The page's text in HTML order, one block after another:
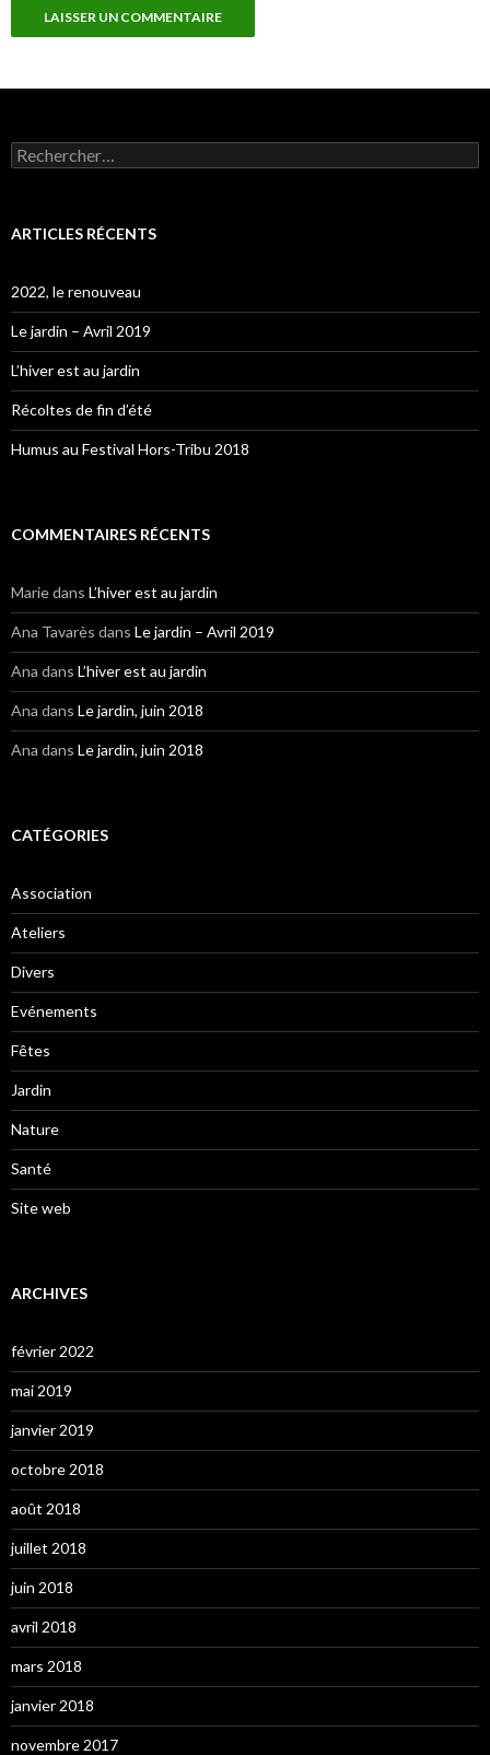
Rechercher :
ARTICLES RÉCENTS
2022, le renouveau
Le jardin – Avril 2019
L’hiver est au jardin
Récoltes de fin d’été
Humus au Festival Hors-Tribu 2018
COMMENTAIRES RÉCENTS
Mariedans L’hiver est au jardin
Ana Tavarès dans Le jardin – Avril 2019
Ana dans L’hiver est au jardin
Ana dans Le jardin, juin 2018
Ana dans Le jardin, juin 2018
CATÉGORIES
Association
Ateliers
Divers
Evénements
Fêtes
Jardin
Nature
Santé
Site web
ARCHIVES
février 2022
mai 2019
janvier 2019
octobre 2018
août 2018
juillet 2018
juin 2018
avril 2018
mars 2018
janvier 2018
novembre 2017